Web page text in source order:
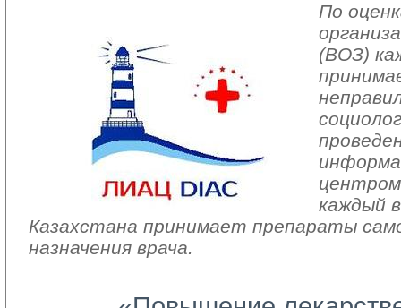
По
(ВОЗ)
каждый
Казахстана принимает препараты
назначения врача.